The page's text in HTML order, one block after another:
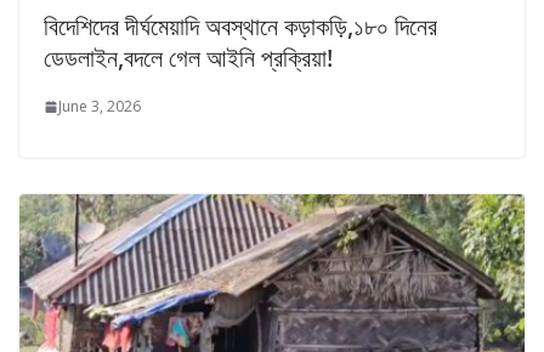
বিদেশিদের দীর্ঘমেয়াদি অবস্থানে কড়াকড়ি,১৮০ দিনের
ডেডলাইন,বদলে গেল আইনি প্রক্রিয়া!
June 3, 2026